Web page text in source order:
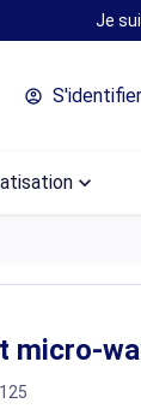
Je
account_circle S'identifier
keyboard_arrow_down
micro-